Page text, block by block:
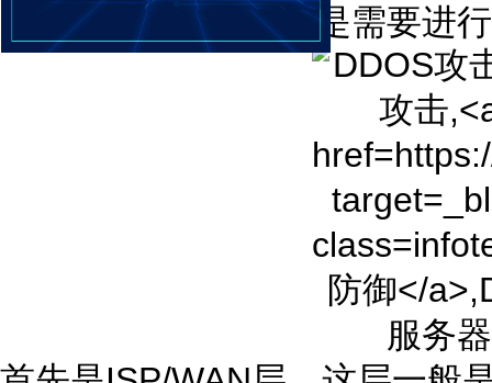
防御呢？可以肯定的是需要进